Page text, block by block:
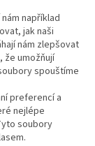
například
jak naši
nám zlepšovat
že umožňují
spouštíme
preferencí a
nejlépe
soubory